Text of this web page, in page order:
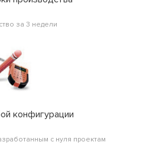
за 3 недели
конфигурации
с нуля проектам